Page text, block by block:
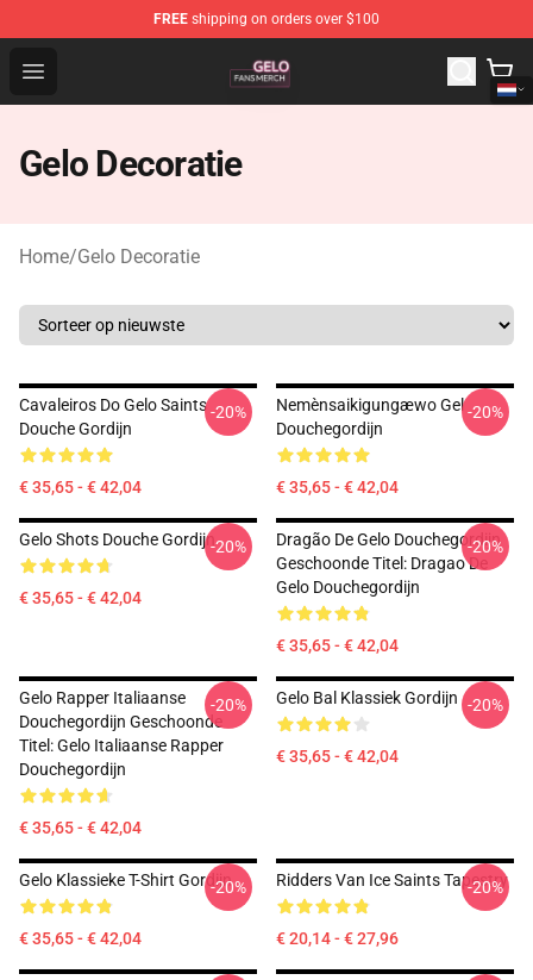
FREE shipping on orders over $100
Open menu
Gelo Shop - Official Gelo Merchandise Store
Gelo Decoratie
Home/Gelo Decoratie
Cavaleiros Do Gelo Saints
Douche Gordijn
€ 35,65 - € 42,04
-20%
Nemènsaikigungæwo Gel
Douchegordijn
€ 35,65 - € 42,04
-20%
Gelo Shots Douche Gordijn
€ 35,65 - € 42,04
-20%
Dragão De Gelo Douchegordijn
Geschoonde Titel: Dragao De
Gelo Douchegordijn
€ 35,65 - € 42,04
-20%
Gelo Rapper Italiaanse
Douchegordijn Geschoonde
Titel: Gelo Italiaanse Rapper
Douchegordijn
€ 35,65 - € 42,04
-20% Gelo Bal Klassiek Gordijn
€ 35,65 - € 42,04
-20%
Gelo Klassieke T-Shirt Gordijn
€ 35,65 - € 42,04
-20% Ridders Van Ice Saints Tapestry
€ 20,14 - € 27,96
-20%